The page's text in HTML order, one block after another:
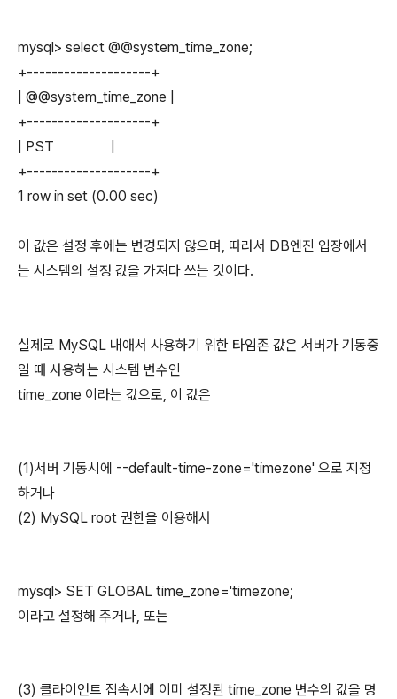
mysql> select @@system_time_zone;
+--------------------+
| @@system_time_zone |
+--------------------+
| PST |
+--------------------+
1 row in set (0.00 sec)
이 값은 설정 후에는 변경되지 않으며, 따라서 DB엔진 입장에서
는 시스템의 설정 값을 가져다 쓰는 것이다.
실제로 MySQL 내애서 사용하기 위한 타임존 값은 서버가 기동중
일 때 사용하는 시스템 변수인
time_zone 이라는 값으로, 이 값은
(1)서버 기동시에 --default-time-zone='timezone' 으로 지정
하거나
(2) MySQL root 권한을 이용해서
mysql> SET GLOBAL time_zone='timezone;
이라고 설정해 주거나, 또는
(3) 클라이언트 접속시에 이미 설정된 time_zone 변수의 값을 명